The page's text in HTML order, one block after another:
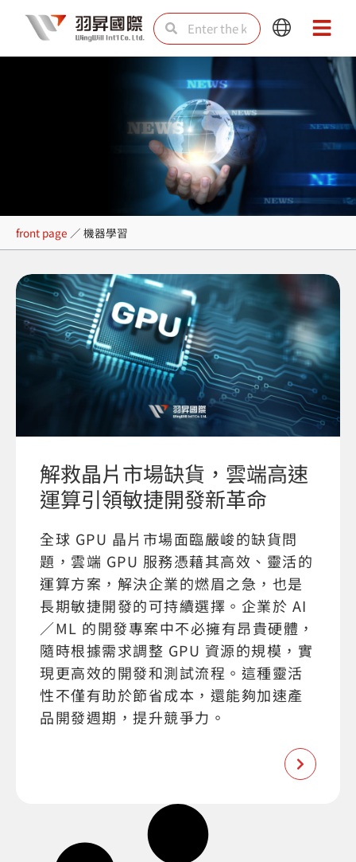
content
SearchSearch
Main
Menu
Main
Menu
機器學習
front page ／ 機器學習
解救晶片市場缺貨，雲端高速
運算引領敏捷開發新革命
全球 GPU 晶片市場面臨嚴峻的缺貨問
題，雲端 GPU 服務憑藉其高效、靈活的
運算方案，解決企業的燃眉之急，也是
長期敏捷開發的可持續選擇。企業於 AI
／ML 的開發專案中不必擁有昂貴硬體，
隨時根據需求調整 GPU 資源的規模，實
現更高效的開發和測試流程。這種靈活
性不僅有助於節省成本，還能夠加速產
品開發週期，提升競爭力。